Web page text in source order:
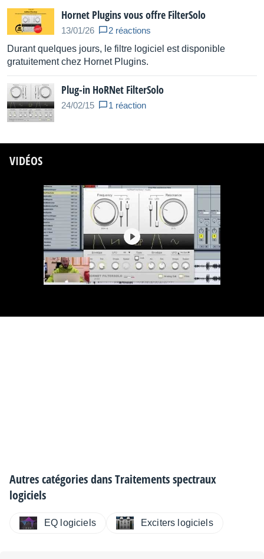
Hornet Plugins vous offre FilterSolo
13/01/26
2 réactions
Durant quelques jours, le filtre logiciel est disponible
gratuitement chez Hornet Plugins.
Plug-in HoRNet FilterSolo
24/02/15 1 réaction
VIDÉOS
Autres catégories dansTraitements spectraux
logiciels
EQ logiciels Exciters logiciels